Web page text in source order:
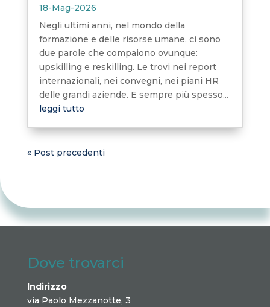
18-Mag-2026
Negli ultimi anni, nel mondo della
formazione e delle risorse umane, ci sono
due parole che compaiono ovunque:
upskilling e reskilling. Le trovi nei report
internazionali, nei convegni, nei piani HR
delle grandi aziende. E sempre più spesso...
leggi tutto
« Post precedenti
Dove trovarci
Indirizzo
via Paolo Mezzanotte, 3